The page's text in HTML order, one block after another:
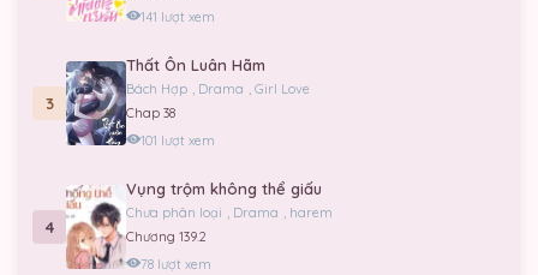
141 lượt xem
3
Thất Ôn Luân Hãm
Bách Hợp , Drama , Girl Love
Chap 38
101 lượt xem
4
Vụng trộm không thể giấu
Chưa phân loại , Drama , harem
Chương 139.2
78 lượt xem